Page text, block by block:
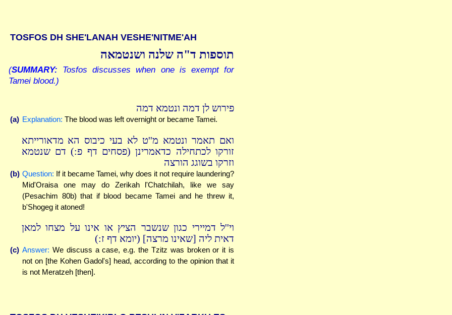
TOSFOS DH SHE'LANAH VESHE'NITME'AH
תוספות ד"ה שלנה ושנטמאה
(SUMMARY: Tosfos discusses when one is exempt for
Tamei blood.)
פירוש לן דמה ונטמא דמה
(a) Explanation: The blood was left overnight or became Tamei.
ואם תאמר ונטמא מ''ט לא בעי כיבוס הא מדאורייתא
זורקו לכתחילה כדאמרינן (פסחים דף פ:) דם שנטמא
וזרקו בשוגג הורצה
(b) Question: If it became Tamei, why does it not require laundering?
Mid'Oraisa one may do Zerikah l'Chatchilah, like we say
(Pesachim 80b) that if blood became Tamei and he threw it,
b'Shogeg it atoned!
וי''ל דמיירי כגון שנשבר הציץ או אינו על מצחו למאן
דאית ליה [שאינו מרצה] (יומא דף ז:)
(c) Answer: We discuss a case, e.g. the Tzitz was broken or it is
not on [the Kohen Gadol's] head, according to the opinion that it
is not Meratzeh [then].